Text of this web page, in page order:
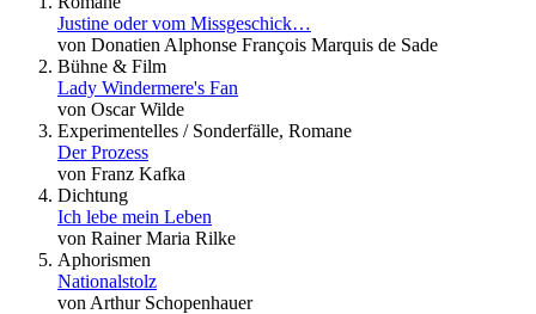
Justine oder vom Missgeschick…
von Donatien Alphonse François Marquis de Sade
Bühne & Film
Lady Windermere's Fan
von Oscar Wilde
Experimentelles / Sonderfälle, Romane
Der Prozess
von Franz Kafka
Dichtung
Ich lebe mein Leben
von Rainer Maria Rilke
Aphorismen
Nationalstolz
von Arthur Schopenhauer